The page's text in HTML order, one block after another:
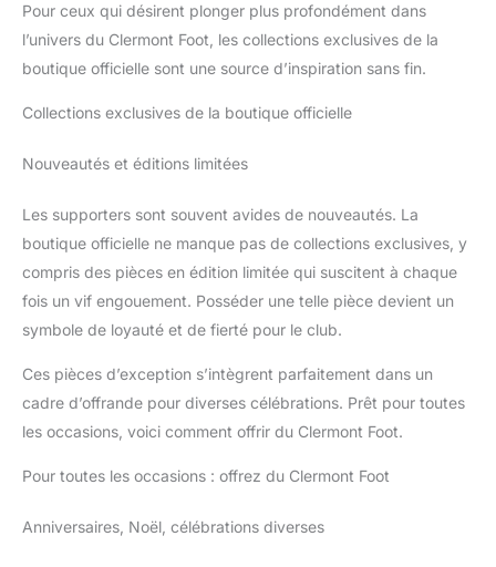
Pour ceux qui désirent plonger plus profondément dans
l’univers du Clermont Foot, les collections exclusives de la
boutique officielle sont une source d’inspiration sans fin.
Collections exclusives de la boutique officielle
Nouveautés et éditions limitées
Les supporters sont souvent avides de nouveautés. La
boutique officielle ne manque pas de collections exclusives, y
compris des pièces en édition limitée qui suscitent à chaque
fois un vif engouement. Posséder une telle pièce devient un
symbole de loyauté et de fierté pour le club.
Ces pièces d’exception s’intègrent parfaitement dans un
cadre d’offrande pour diverses célébrations. Prêt pour toutes
les occasions, voici comment offrir du Clermont Foot.
Pour toutes les occasions : offrez du Clermont Foot
Anniversaires, Noël, célébrations diverses